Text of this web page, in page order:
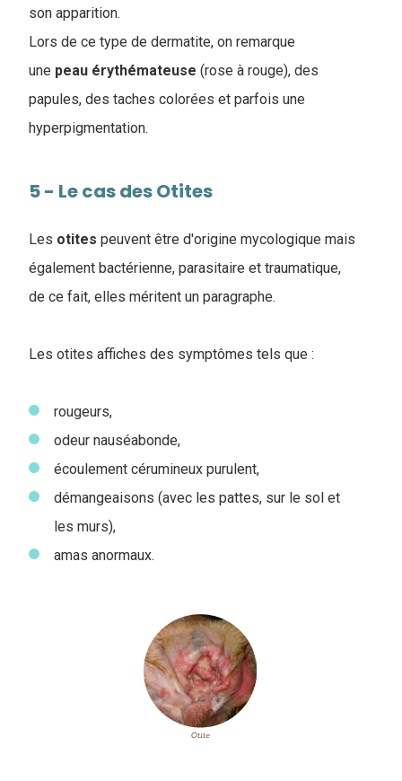
son apparition.
Lors de ce type de dermatite, on remarque
une peau érythémateuse (rose à rouge), des
papules, des taches colorées et parfois une
hyperpigmentation.
5 - Le cas des Otites
Les otites peuvent être d'origine mycologique mais
également bactérienne, parasitaire et traumatique,
de ce fait, elles méritent un paragraphe.
Les otites affiches des symptômes tels que :
rougeurs,
odeur nauséabonde,
écoulement cérumineux purulent,
démangeaisons (avec les pattes, sur le sol et
les murs),
amas anormaux.